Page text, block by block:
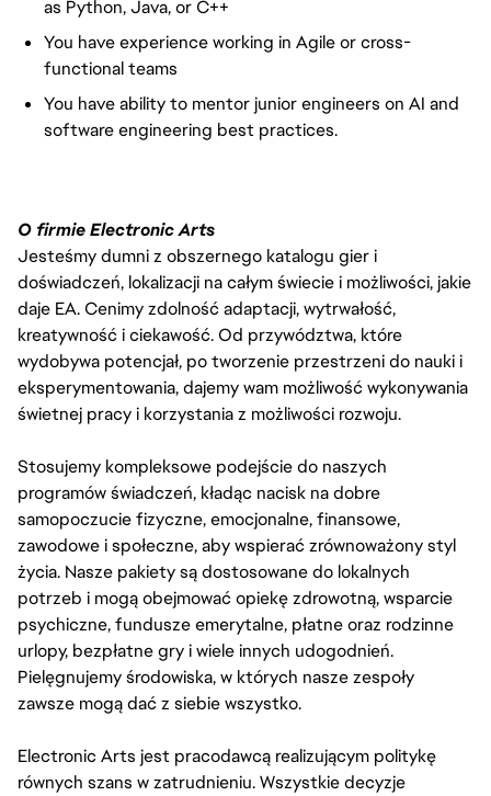
as Python, Java, or C++
You have experience working in Agile or cross-
functional teams
You have ability to mentor junior engineers on AI and
software engineering best practices.
O firmie Electronic Arts
Jesteśmy dumni z obszernego katalogu gier i
doświadczeń, lokalizacji na całym świecie i możliwości, jakie
daje EA. Cenimy zdolność adaptacji, wytrwałość,
kreatywność i ciekawość. Od przywództwa, które
wydobywa potencjał, po tworzenie przestrzeni do nauki i
eksperymentowania, dajemy wam możliwość wykonywania
świetnej pracy i korzystania z możliwości rozwoju.
Stosujemy kompleksowe podejście do naszych
programów świadczeń, kładąc nacisk na dobre
samopoczucie fizyczne, emocjonalne, finansowe,
zawodowe i społeczne, aby wspierać zrównoważony styl
życia. Nasze pakiety są dostosowane do lokalnych
potrzeb i mogą obejmować opiekę zdrowotną, wsparcie
psychiczne, fundusze emerytalne, płatne oraz rodzinne
urlopy, bezpłatne gry i wiele innych udogodnień.
Pielęgnujemy środowiska, w których nasze zespoły
zawsze mogą dać z siebie wszystko.
Electronic Arts jest pracodawcą realizującym politykę
równych szans w zatrudnieniu. Wszystkie decyzje